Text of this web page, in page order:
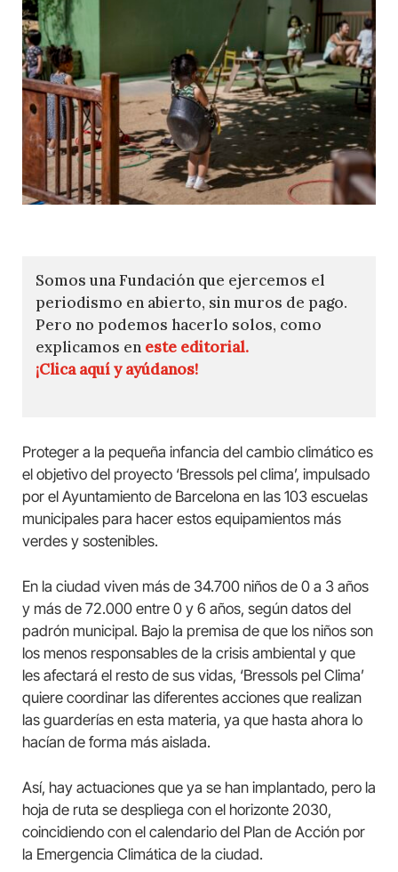
Somos una Fundación que ejercemos el
periodismo en abierto, sin muros de pago.
Pero no podemos hacerlo solos, como
explicamos en este editorial.
¡Clica aquí y ayúdanos!
Proteger a la pequeña infancia del cambio climático es
el objetivo del proyecto ‘Bressols pel clima’, impulsado
por el Ayuntamiento de Barcelona en las 103 escuelas
municipales para hacer estos equipamientos más
verdes y sostenibles.
En la ciudad viven más de 34.700 niños de 0 a 3 años
y más de 72.000 entre 0 y 6 años, según datos del
padrón municipal. Bajo la premisa de que los niños son
los menos responsables de la crisis ambiental y que
les afectará el resto de sus vidas, ‘Bressols pel Clima’
quiere coordinar las diferentes acciones que realizan
las guarderías en esta materia, ya que hasta ahora lo
hacían de forma más aislada.
Así, hay actuaciones que ya se han implantado, pero la
hoja de ruta se despliega con el horizonte 2030,
coincidiendo con el calendario del Plan de Acción por
la Emergencia Climática de la ciudad.